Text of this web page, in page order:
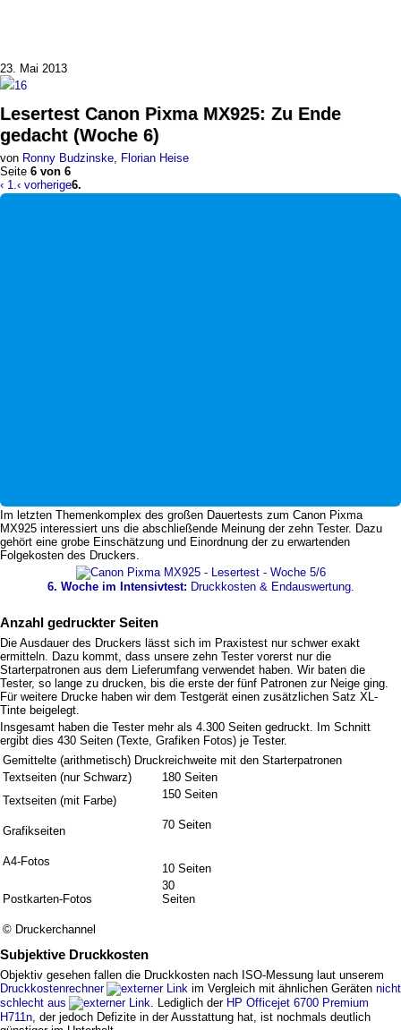
23. Mai 2013
16
Lesertest Canon Pixma MX925: Zu Ende
gedacht (Woche 6)
von Ronny Budzinske, Florian Heise
Seite 6 von 6
‹ 1.‹ vorherige6.
Im letzten Themenkomplex des großen Dauertests zum Canon Pixma
MX925 interessiert uns die abschließende Meinung der zehn Tester. Dazu
gehört eine grobe Einschätzung und Einordnung der zu erwartenden
Folgekosten des Druckers.
6. Woche im Intensivtest: Druckkosten & Endauswertung.
Anzahl gedruckter Seiten
Die Ausdauer des Druckers lässt sich im Praxistest nur schwer exakt
ermitteln. Dazu kommt, dass unsere zehn Tester vorerst nur die
Starterpatronen aus dem Lieferumfang verwendet haben. Wir baten die
Tester, so lange zu drucken, bis die erste der fünf Patronen zur Neige ging.
Für weitere Drucke haben wir dem Testgerät einen zusätzlichen Satz XL-
Tinte beigelegt.
Insgesamt haben die Tester mehr als 4.300 Seiten gedruckt. Im Schnitt
ergibt dies 430 Seiten (Texte, Grafiken Fotos) je Tester.
Gemittelte (arithmetisch) Druckreichweite mit den Starterpatronen
Textseiten (nur Schwarz)
180 Seiten
Textseiten (mit Farbe)
150 Seiten
Grafikseiten 70 Seiten
A4-Fotos
10 Seiten
Postkarten-Fotos
30
Seiten
© Druckerchannel
Subjektive Druckkosten
Objektiv gesehen fallen die Druckkosten nach ISO-Messung laut unserem
Druckkostenrechner
im Vergleich mit ähnlichen Geräten nicht
schlecht aus
. Lediglich der HP Officejet 6700 Premium
H711n, der jedoch Defizite in der Ausstattung hat, ist nochmals deutlich